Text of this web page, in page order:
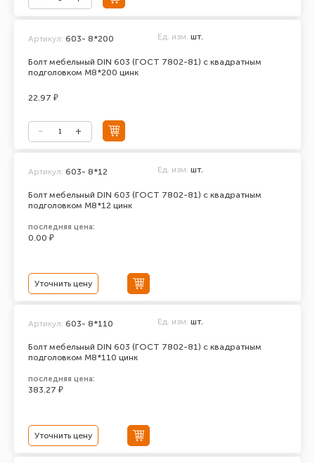
Болт мебельный DIN 603 (ГОСТ 7802-81) с квадратным
подголовком М8*200 цинк
Артикул: 603- 8*200 Ед. изм. шт.
22.97 ₽
Болт мебельный DIN 603 (ГОСТ 7802-81) с квадратным
подголовком М8*12 цинк
Артикул: 603- 8*12 Ед. изм. шт.
последняя цена:
0.00 ₽
Уточнить цену
Болт мебельный DIN 603 (ГОСТ 7802-81) с квадратным
подголовком М8*110 цинк
Артикул: 603- 8*110 Ед. изм. шт.
последняя цена:
383.27 ₽
Уточнить цену